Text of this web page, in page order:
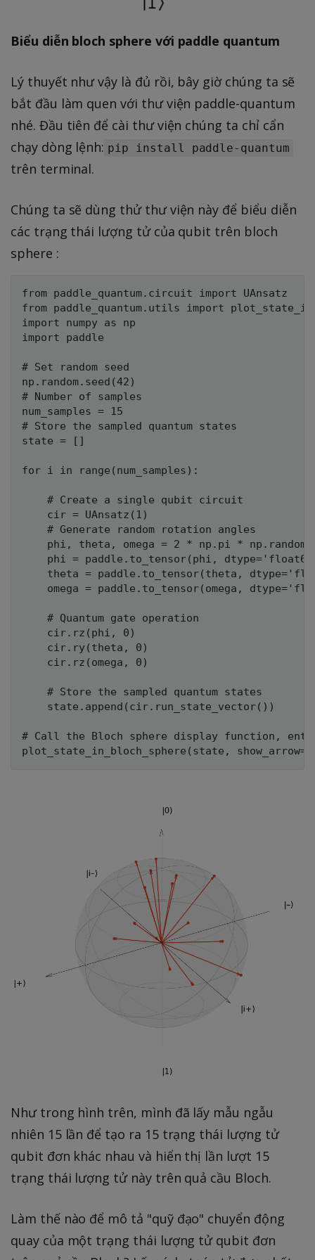
Biểu diễn bloch sphere với paddle quantum
Lý thuyết như vậy là đủ rồi, bây giờ chúng ta sẽ
bắt đầu làm quen với thư viện paddle-quantum
nhé. Đầu tiên để cài thư viện chúng ta chỉ cẩn
chạy dòng lệnh: pip install paddle-quantum
trên terminal.
Chúng ta sẽ dùng thử thư viện này để biểu diễn
các trạng thái lượng tử của qubit trên bloch
sphere :
from paddle_quantum.circuit import UAnsatz
from paddle_quantum.utils import
import numpy as np
import paddle
# Set random seed
np.random.seed(42)
# Number of samples
num_samples = 15
# Store the sampled quantum states
state = []
for i in range(num_samples):
    # Create a single qubit circuit
    cir = UAnsatz(1)
    # Generate random rotation angles
phi, theta, omega = 2 * np.pi *
phi = paddle.to_tensor(phi,
theta = paddle.to_tensor(theta,
omega = paddle.to_tensor(omega,
    # Quantum gate operation
    cir.rz(phi, 0)
    cir.ry(theta, 0)
    cir.rz(omega, 0)
    # Store the sampled quantum states
    state.append(cir.run_state_vector())
# Call the Bloch sphere display function,
Như trong hình trên, mình đã lấy mẫu ngẫu
nhiên 15 lần để tạo ra 15 trạng thái lượng tử
qubit đơn khác nhau và hiển thị lần lượt 15
trạng thái lượng tử này trên quả cầu Bloch.
Làm thế nào để mô tả "quỹ đạo" chuyển động
quay của một trạng thái lượng tử qubit đơn